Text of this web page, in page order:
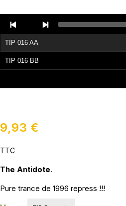
Player
TIP 016 AA
TIP 016 BB
9,93 €
TTC
The Antidote.
Pure trance de 1996 repress !!!